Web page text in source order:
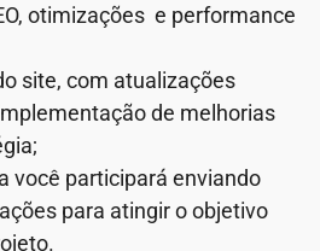
otimizações e performance
site, com atualizações
de melhorias
você participará enviando
para atingir o objetivo